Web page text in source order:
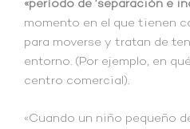
«período de ‘separación e
momento en el que tienen
para moverse y tratan de
entorno. (Por ejemplo, en
centro comercial).
«Cuando un niño pequeño